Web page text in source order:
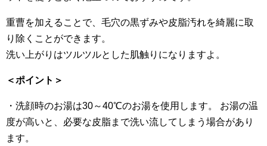
重曹を加えることで、毛穴の黒ずみや皮脂汚れを綺麗に取
り除くことができます。
洗い上がりはツルツルとした肌触りになりますよ。
＜ポイント＞
・洗顔時のお湯は30～40℃のお湯を使用します。 お湯の温
度が高いと、必要な皮脂まで洗い流してしまう場合があり
ます。